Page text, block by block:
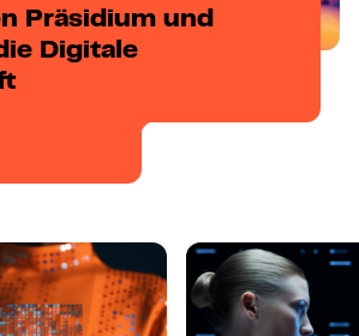
Präsidium und
Digitale